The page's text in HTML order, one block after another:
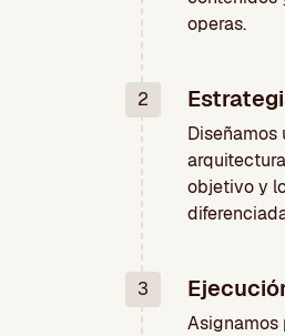
operas.
2
Diseñamos
objetivo y
3
Asignamos